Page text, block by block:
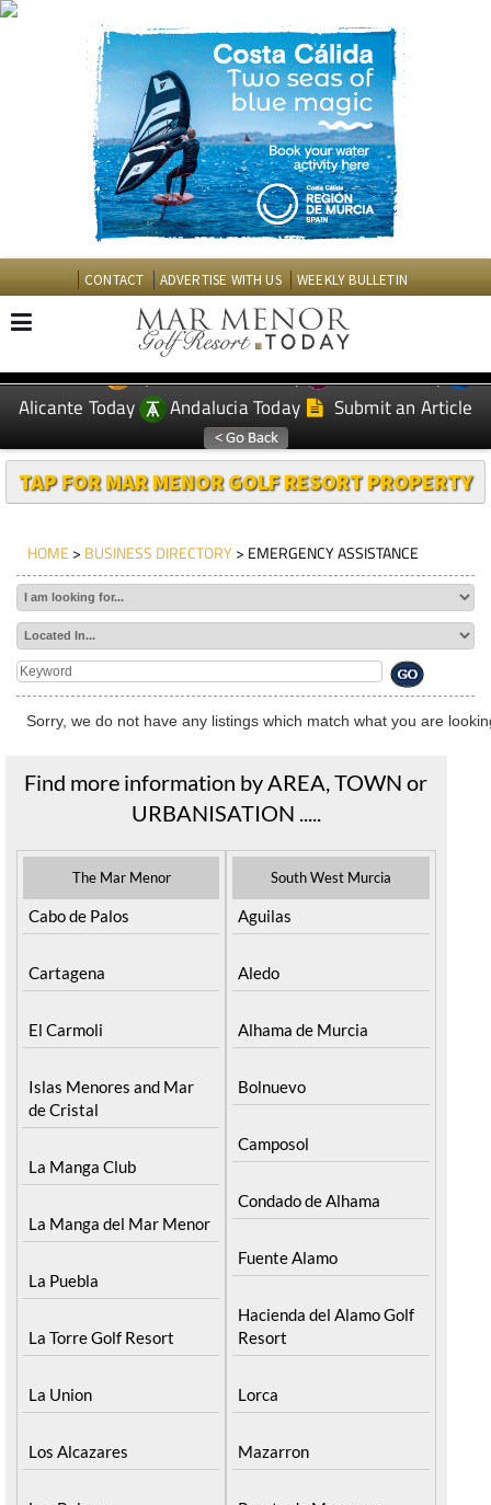
CONTACT ADVERTISE WITH US WEEKLY BULLETIN
EDITIONS: Spanish News Today
Murcia Today
Alicante Today
Andalucia Today Submit an Article
TAP FOR MAR MENOR GOLF RESORT PROPERTY
HOME > BUSINESS DIRECTORY> EMERGENCY ASSISTANCE
Sorry, we do not have any listings which match what you are
Find more information by AREA, TOWN or
URBANISATION .....
The Mar Menor
Cabo de Palos
Cartagena
El Carmoli
Islas Menores and Mar
de Cristal
La Manga Club
La Manga del Mar Menor
La Puebla
La Torre Golf Resort
La Union
Los Alcazares
South West Murcia
Aguilas
Aledo
Alhama de Murcia
Bolnuevo
Camposol
Condado de Alhama
Fuente Alamo
Hacienda del Alamo Golf
Resort
Lorca
Mazarron